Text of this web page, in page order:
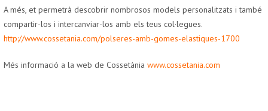
A més, et permetrà descobrir nombrosos models personalitzats i també
compartir-los i intercanviar-los amb els teus col·legues.
http://www.cossetania.com/polseres-amb-gomes-elastiques-1700
Més informació a la web de Cossetània www.cossetania.com